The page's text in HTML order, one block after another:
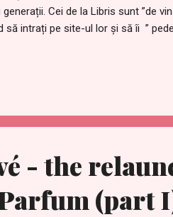
Cei de la Libris sunt ”de
să intrați pe site-ul lor și să îi ”
Lakshmi (în religia hindusă
bărbat ales...
- the
(part